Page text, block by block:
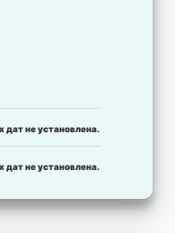
дат не установлена.
дат не установлена.